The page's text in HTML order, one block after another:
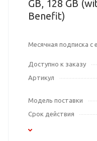
GB, 128 GB
Benefit)
Месячная подписка с
Доступно к заказу
Артикул
Модель поставки
Срок действия